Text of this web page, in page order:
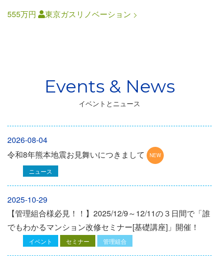
555万円 東京ガスリノベーション
イベントとニュース
2026-08-04
令和8年熊本地震お見舞いにつきまして
ニュース
2025-10-29
【管理組合様必見！！】2025/12/9～12/11の３日間で「誰
でもわかるマンション改修セミナー[基礎講座]」開催！
イベント セミナー 管理組合